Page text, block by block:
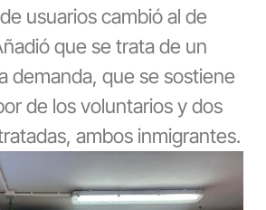
usuarios cambió al de
que se trata de un
demanda, que se sostiene
de los voluntarios y dos
ambos inmigrantes.